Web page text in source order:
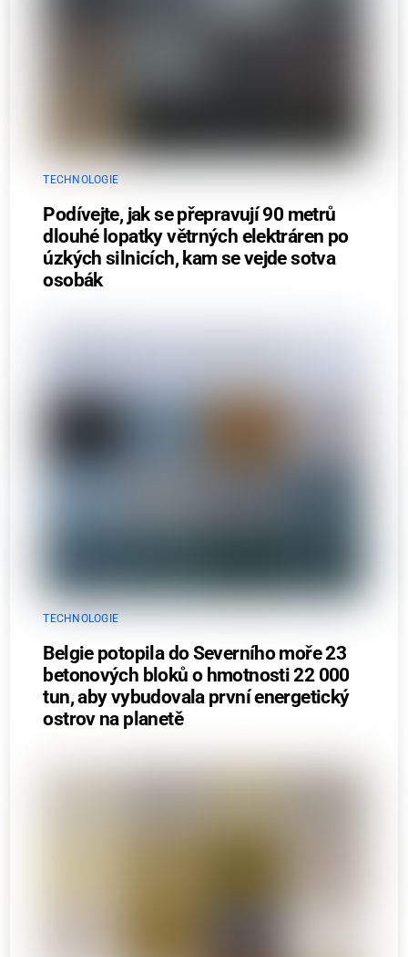
TECHNOLOGIE
Podívejte, jak se přepravují 90 metrů
dlouhé lopatky větrných elektráren po
úzkých silnicích, kam se vejde sotva
osobák
TECHNOLOGIE
Belgie potopila do Severního moře 23
betonových bloků o hmotnosti 22 000
tun, aby vybudovala první energetický
ostrov na planetě